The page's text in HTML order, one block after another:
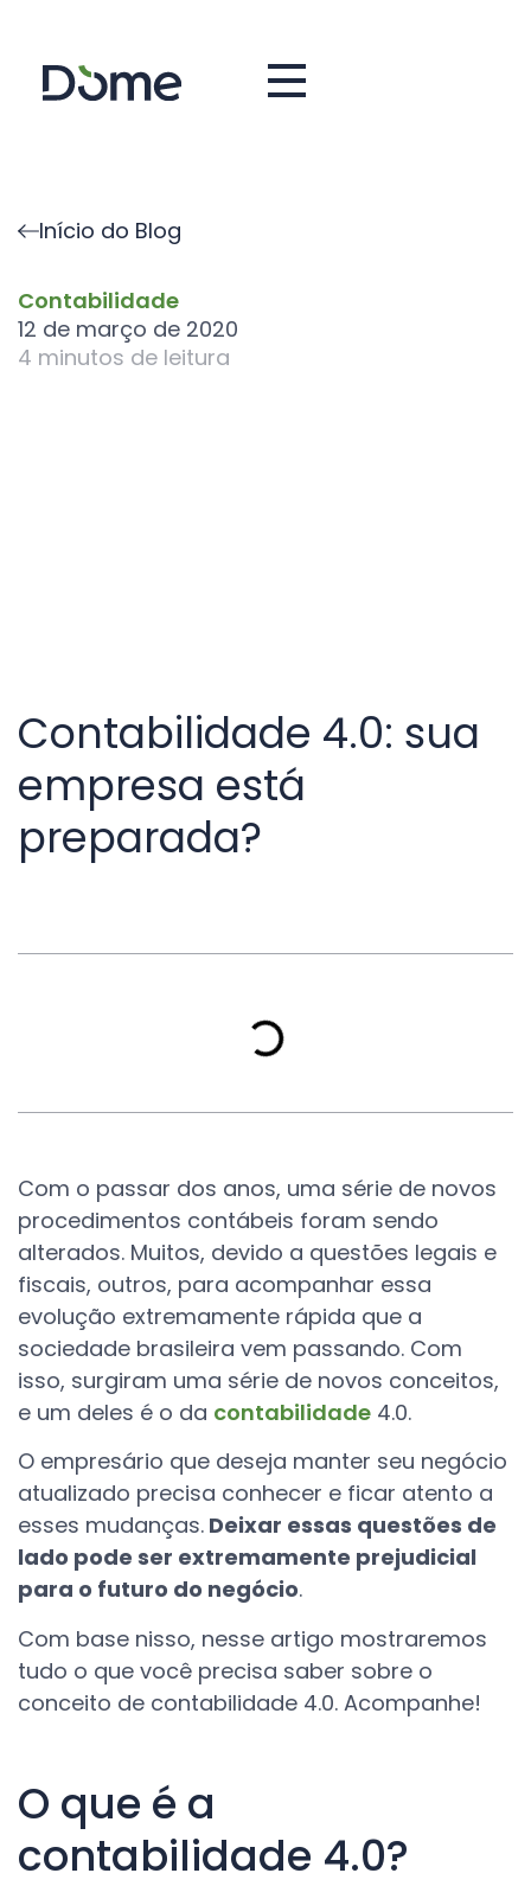
Início do Blog
Contabilidade
12 de março de 2020
4 minutos de leitura
Contabilidade 4.0: sua
empresa está
preparada?
Com o passar dos anos, uma série de novos
procedimentos contábeis foram sendo
alterados. Muitos, devido a questões legais e
fiscais, outros, para acompanhar essa
evolução extremamente rápida que a
sociedade brasileira vem passando. Com
isso, surgiram uma série de novos conceitos,
e um deles é o da contabilidade 4.0.
O empresário que deseja manter seu negócio
atualizado precisa conhecer e ficar atento a
esses mudanças. Deixar essas questões de
lado pode ser extremamente prejudicial
para o futuro do negócio.
Com base nisso, nesse artigo mostraremos
tudo o que você precisa saber sobre o
conceito de contabilidade 4.0. Acompanhe!
O que é a
contabilidade 4.0?